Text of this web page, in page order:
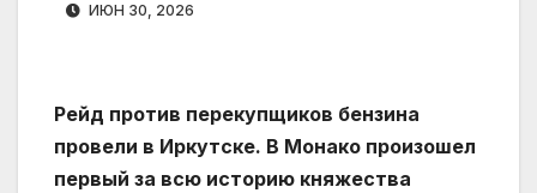
ИЮН 30, 2026
Рейд против перекупщиков бензина
провели в Иркутске. В Монако произошел
первый за всю историю княжества